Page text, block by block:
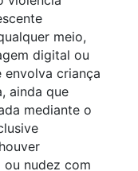
meio,
digital ou
criança
ainda que
mediante o
nudez com